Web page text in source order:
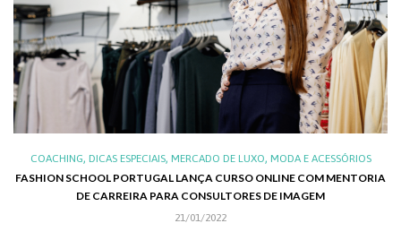
COACHING, DICAS ESPECIAIS, MERCADO DE LUXO, MODA E ACESSÓRIOS
FASHION SCHOOL PORTUGAL LANÇA CURSO ONLINE COM MENTORIA
DE CARREIRA PARA CONSULTORES DE IMAGEM
21/01/2022